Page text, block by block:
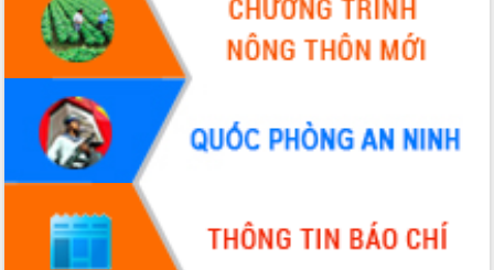
Tập huấn ứng dụng trí tuệ nhân tạo (AI)
trong thương mại điện tử năm 2026
Đoàn đại biểu Quốc hội tỉnh Đắk Lắk
trao đổi thông tin trước Kỳ họp thứ
nhất, Quốc hội khóa XVI
Quyết liệt cải cách hành chính, khơi
thông nguồn lực phát triển
Nâng cao hiệu lực, hiệu quả HĐND
tỉnh thông qua hiện đại hóa hành chính
Xã Ea Phê gắn cải cách hành chính với
chuyển đổi số